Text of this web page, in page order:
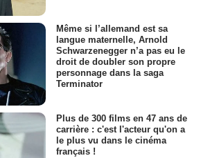
Même si l’allemand est sa
langue maternelle, Arnold
Schwarzenegger n’a pas eu le
droit de doubler son propre
personnage dans la saga
Terminator
Plus de 300 films en 47 ans de
carrière : c'est l'acteur qu'on a
le plus vu dans le cinéma
français !